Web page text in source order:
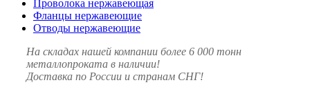
Проволока нержавеющая
Фланцы нержавеющие
Отводы нержавеющие
На складах нашей компании более 6 000 тонн
металлопроката в наличии!
Доставка по России и странам СНГ!